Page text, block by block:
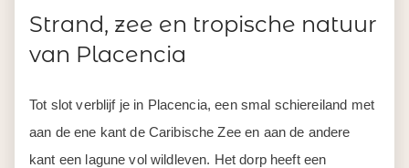
Strand, zee en tropische natuur
van Placencia
Tot slot verblijf je in Placencia, een smal schiereiland met
aan de ene kant de Caribische Zee en aan de andere
kant een lagune vol wildleven. Het dorp heeft een